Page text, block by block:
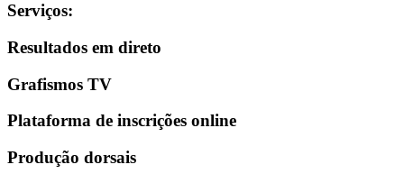
Serviços:
Resultados em direto
Grafismos TV
Plataforma de inscrições online
Produção dorsais